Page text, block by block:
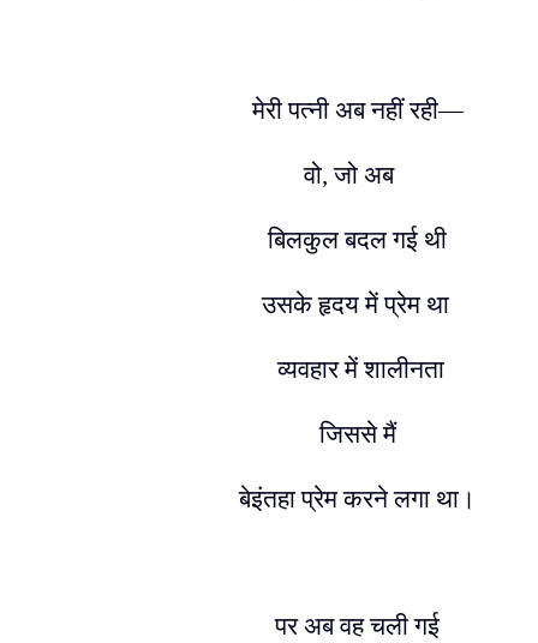
मेरी पत्नी अब नहीं रही—
वो,जो अब
बिलकुल बदल गई थी
उसके हृदय में प्रेम था
व्यवहार में शालीनता
जिससे मैं
बेइंतहा प्रेम करने लगा था।
पर अब वह चली गई